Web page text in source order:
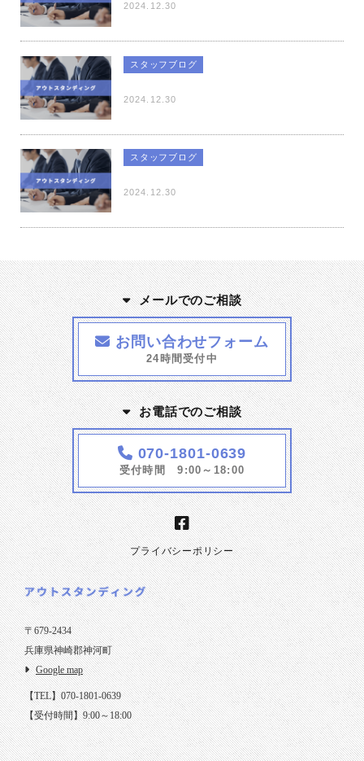
2024.12.30
スタッフブログ
2024.12.30
スタッフブログ
2024.12.30
メールでのご相談
お問い合わせフォーム
24時間受付中
お電話でのご相談
070-1801-0639
受付時間 9:00～18:00
プライバシーポリシー
〒679-2434
兵庫県神崎郡神河町
Google map
【TEL】070-1801-0639
【受付時間】9:00～18:00